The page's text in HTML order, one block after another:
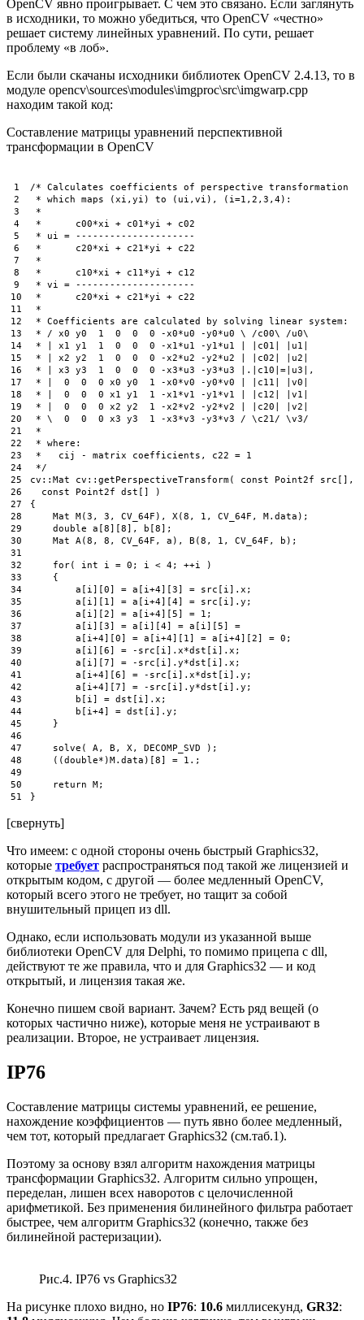
OpenCV явно проигрывает. С чем это связано. Если заглянуть
в исходники, то можно убедиться, что OpenCV «честно»
решает систему линейных уравнений. По сути, решает
проблему «в лоб».
Если были скачаны исходники библиотек OpenСV 2.4.13, то в
модуле opencv\sources\modules\imgproc\src\imgwarp.cpp
находим такой код:
Составление матрицы уравнений перспективной
трансформации в OpenCV
1
2
3
4
5
6
7
8
9
10
11
12
13
14
15
16
17
18
19
20
21
22
23
24
25
26
27
28
29
30
31
32
33
34
35
36
37
38
39
40
41
42
43
44
45
46
47
48
49
50
51
/* Calculates coefficients of perspective transformation
* which maps (xi,yi) to (ui,vi), (i=1,2,3,4):
*
*      c00*xi + c01*yi + c02
* ui = ---------------------
*      c20*xi + c21*yi + c22
*
*      c10*xi + c11*yi + c12
* vi = ---------------------
*      c20*xi + c21*yi + c22
*
* Coefficients are calculated by solving linear system:
* / x0 y0  1  0  0  0 -x0*u0 -y0*u0 \ /c00\ /u0\
* | x1 y1  1  0  0  0 -x1*u1 -y1*u1 | |c01| |u1|
* | x2 y2  1  0  0  0 -x2*u2 -y2*u2 | |c02| |u2|
* | x3 y3  1  0  0  0 -x3*u3 -y3*u3 |.|c10|=|u3|,
* |  0  0  0 x0 y0  1 -x0*v0 -y0*v0 | |c11| |v0|
* |  0  0  0 x1 y1  1 -x1*v1 -y1*v1 | |c12| |v1|
* |  0  0  0 x2 y2  1 -x2*v2 -y2*v2 | |c20| |v2|
* \  0  0  0 x3 y3  1 -x3*v3 -y3*v3 / \c21/ \v3/
*
* where:
*   cij - matrix coefficients, c22 = 1
*/
cv : : Mat cv : : getPerspectiveTransform( const Point2f src [ ] ,
const
Point2f dst [ ]
)
{
Mat
M(3 , 3 , CV_64F ) , X(8 , 1 , CV_64F , M. data ) ;
double
a [8] [8] , b [8] ;
Mat
A(8 , 8 , CV_64F , a ) , B (8 , 1 , CV_64F , b ) ;
for( int i = 0 ; i < 4; ++i
)
{
a [ i] [0] = a [ i+4] [3] = src [ i] . x ;
a [ i] [ 1] = a [ i+4] [4] = src [ i] . y ;
a [ i] [2] = a [ i+4] [5] = 1 ;
a [ i] [3] = a [ i] [4] = a [ i] [5]
=
a [ i+4] [0] = a [ i+4] [ 1] = a [ i+4] [2] = 0 ;
a [ i] [6] = - src [ i] . x*dst [ i] . x ;
a [ i] [7] = - src [ i] . y*dst [ i] . x ;
a [ i+4] [6] = - src [ i] . x*dst [ i] . y ;
a [ i+4] [7] = - src [ i] . y*dst [ i] . y ;
b [ i] = dst [ i] . x ;
b [ i+4] = dst [ i] . y ;
}
solve ( A, B , X, DECOMP SVD ) ;
( (double* )M. data ) [8] = 1. ;
return M;
}
[свернуть]
Что имеем: с одной стороны очень быстрый Graphics32,
которые требует распространяться под такой же лицензией и
открытым кодом, с другой — более медленный OpenCV,
который всего этого не требует, но тащит за собой
внушительный прицеп из dll.
Однако, если использовать модули из указанной выше
библиотеки OpenCV для Delphi, то помимо прицепа c dll,
действуют те же правила, что и для Graphics32 — и код
открытый, и лицензия такая же.
Конечно пишем свой вариант. Зачем? Есть ряд вещей (о
которых частично ниже), которые меня не устраивают в
реализации. Второе, не устраивает лицензия.
IP76
Составление матрицы системы уравнений, ее решение,
нахождение коэффициентов — путь явно более медленный,
чем тот, который предлагает Graphics32 (см.таб.1).
Поэтому за основу взял алгоритм нахождения матрицы
трансформации Graphics32. Алгоритм сильно упрощен,
переделан, лишен всех наворотов с целочисленной
арифметикой. Без применения билинейного фильтра работает
быстрее, чем алгоритм Graphics32 (конечно, также без
билинейной растеризации).
Рис.4. IP76 vs Graphics32
На рисунке плохо видно, но IP76: 10.6 миллисекунд, GR32: